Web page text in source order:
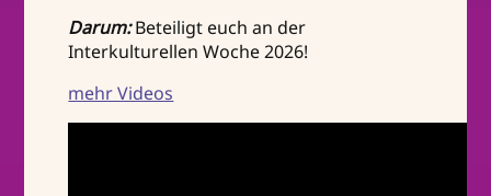
Darum:Beteiligt euch an der
Interkulturellen Woche 2026!
mehr Videos